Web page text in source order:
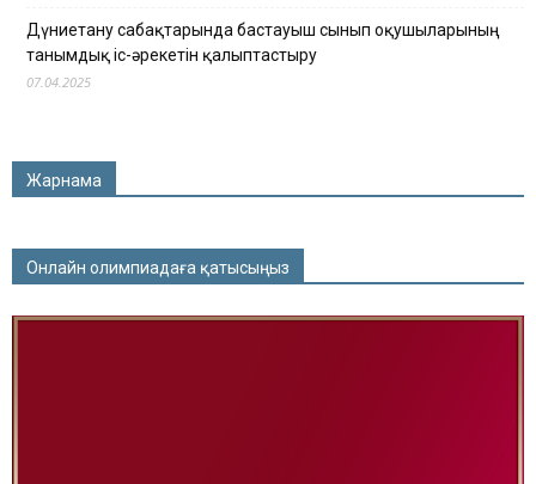
Дүниетану сабақтарында бастауыш сынып оқушыларының
танымдық іс-әрекетін қалыптастыру
07.04.2025
Жарнама
Онлайн олимпиадаға қатысыңыз